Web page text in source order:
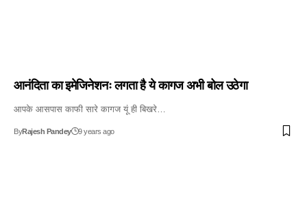
आनंदिता का इमेजिनेशनः लगता है ये कागज अभी बोल उठेगा
आपके आसपास काफी सारे कागज यूं ही बिखरे…
ByRajesh Pandey 9 years ago